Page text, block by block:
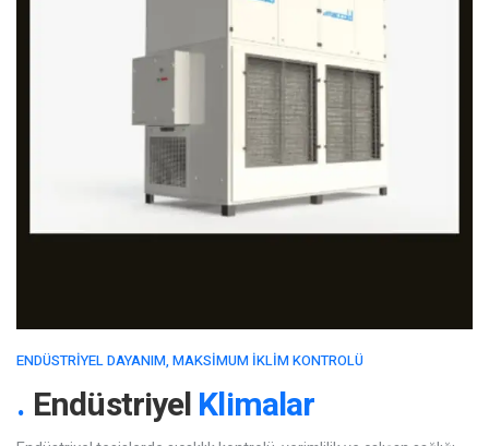
ENDÜSTRIYEL DAYANIM, MAKSIMUM İKLIM KONTROLÜ
EndüstriyelKlimalar